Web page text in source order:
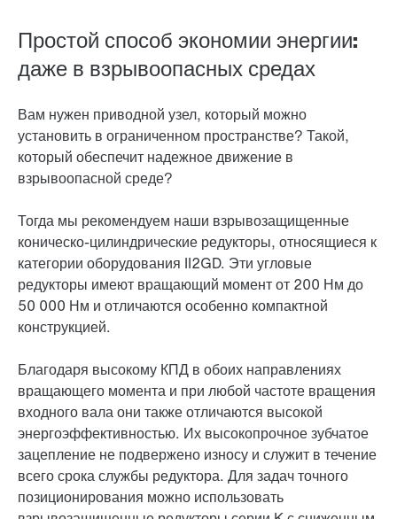
Простой способ экономии энергии:
даже в взрывоопасных средах
Вам нужен приводной узел, который можно
установить в ограниченном пространстве? Такой,
который обеспечит надежное движение в
взрывоопасной среде?
Тогда мы рекомендуем наши взрывозащищенные
коническо-цилиндрические редукторы, относящиеся к
категории оборудования II2GD. Эти угловые
редукторы имеют вращающий момент от 200 Нм до
50 000 Нм и отличаются особенно компактной
конструкцией.
Благодаря высокому КПД в обоих направлениях
вращающего момента и при любой частоте вращения
входного вала они также отличаются высокой
энергоэффективностью. Их высокопрочное зубчатое
зацепление не подвержено износу и служит в течение
всего срока службы редуктора. Для задач точного
позиционирования можно использовать